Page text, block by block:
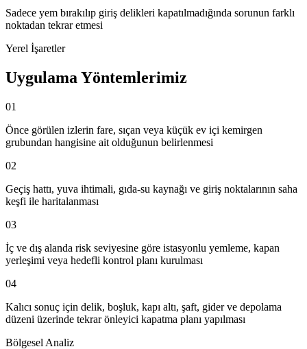
Sadece yem bırakılıp giriş delikleri kapatılmadığında sorunun farklı
noktadan tekrar etmesi
Yerel İşaretler
Uygulama Yöntemlerimiz
01
Önce görülen izlerin fare, sıçan veya küçük ev içi kemirgen
grubundan hangisine ait olduğunun belirlenmesi
02
Geçiş hattı, yuva ihtimali, gıda-su kaynağı ve giriş noktalarının saha
keşfi ile haritalanması
03
İç ve dış alanda risk seviyesine göre istasyonlu yemleme, kapan
yerleşimi veya hedefli kontrol planı kurulması
04
Kalıcı sonuç için delik, boşluk, kapı altı, şaft, gider ve depolama
düzeni üzerinde tekrar önleyici kapatma planı yapılması
Bölgesel Analiz